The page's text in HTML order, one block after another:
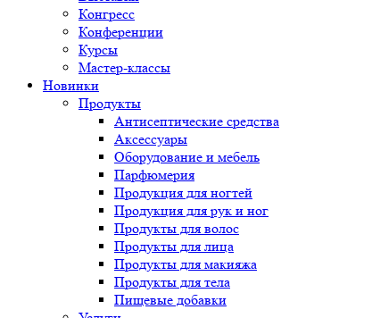
Конгресс
Конференции
Курсы
Мастер-классы
Новинки
Продукты
Антисептические средства
Аксессуары
Оборудование и мебель
Парфюмерия
Продукция для ногтей
Продукция для рук и ног
Продукты для волос
Продукты для лица
Продукты для макияжа
Продукты для тела
Пищевые добавки